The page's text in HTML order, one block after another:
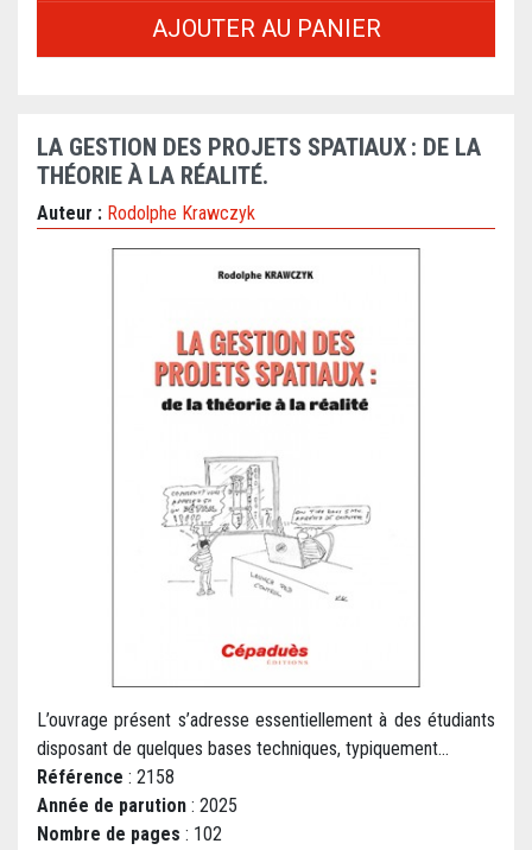
AJOUTER AU PANIER
LA GESTION DES PROJETS SPATIAUX : DE LA
THÉORIE À LA RÉALITÉ.
Auteur : Rodolphe Krawczyk
L’ouvrage présent s’adresse essentiellement à des étudiants
disposant de quelques bases techniques, typiquement...
Référence : 2158
Année de parution : 2025
Nombre de pages : 102